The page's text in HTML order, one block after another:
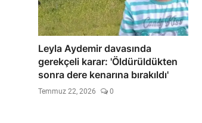
Leyla Aydemir davasında
gerekçeli karar: 'Öldürüldükten
sonra dere kenarına bırakıldı'
Temmuz 22, 2026 0